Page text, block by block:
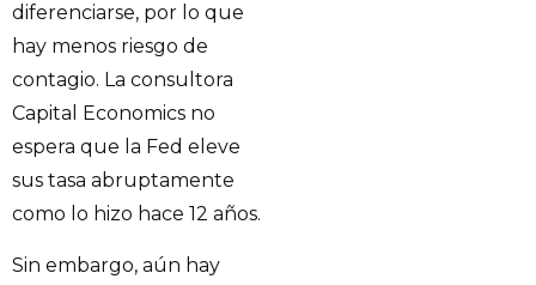
diferenciarse, por lo que
hay menos riesgo de
contagio. La consultora
Capital Economics no
espera que la Fed eleve
sus tasa abruptamente
como lo hizo hace 12 años.
Sin embargo, aún hay